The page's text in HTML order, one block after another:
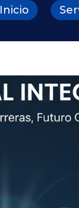
Inicio